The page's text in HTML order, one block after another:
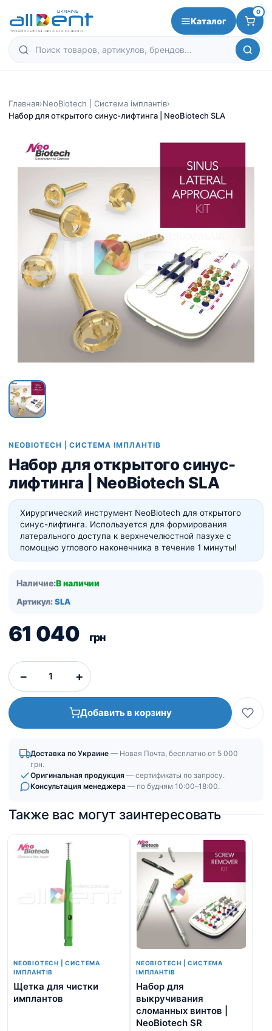
Каталог
0
Главная›NeoBiotech | Система імплантів›
Набор для открытого синус-лифтинга | NeoBiotech SLA
NEOBIOTECH | СИСТЕМА ІМПЛАНТІВ
Набор для открытого синус-
лифтинга | NeoBiotech SLA
Хирургический инструмент NeoBiotech для открытого
синус-лифтинга. Используется для формирования
латерального доступа к верхнечелюстной пазухе с
помощью углового наконечника в течение 1 минуты!
Наличие:В наличии
Артикул: SLA
61 040 грн
− +
Добавить в корзину
Доставка по Украине — Новая Почта, бесплатно от 5 000
грн.
Оригинальная продукция — сертификаты по запросу.
Консультация менеджера — по будням 10:00–18:00.
Также вас могут заинтересовать
NEOBIOTECH | СИСТЕМА
ІМПЛАНТІВ
Щетка для чистки
имплантов
NEOBIOTECH | СИСТЕМА
ІМПЛАНТІВ
Набор для
выкручивания
сломанных винтов |
NeoBiotech SR